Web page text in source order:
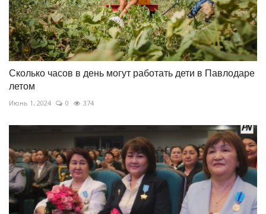
Сколько часов в день могут работать дети в Павлодаре
летом
Июнь 1, 2024 0 374